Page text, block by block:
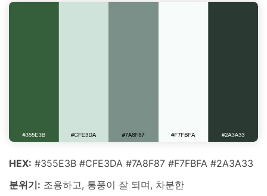
HEX: #355E3B #CFE3DA #7A8F87 #F7FBFA #2A3A33
분위기: 조용하고, 통풍이 잘 되며, 차분한